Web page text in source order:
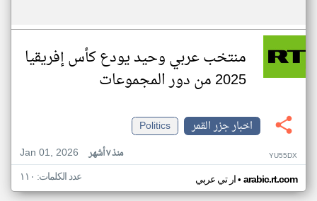
منتخب عربي وحيد يودع كأس إفريقيا
2025 من دور المجموعات
اخبار جزر القمر
Politics
Jan 01, 2026
منذ ٧ أشهر YU55DX
ار تي عربي• arabic.rt.com عدد الكلمات: ١١٠